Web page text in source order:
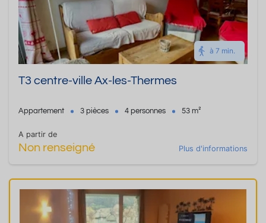
à 7 min.
T3 centre-ville Ax-les-Thermes
Appartement 3 pièces 4 personnes 53 m²
A partir de
Non renseigné Plus d'informations